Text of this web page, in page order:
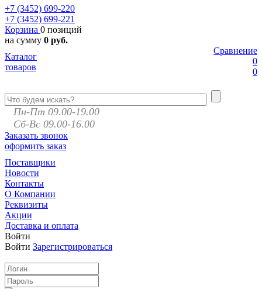
+7 (3452) 699-220
+7 (3452) 699-221
Корзина 0 позиций
на сумму 0 руб.
Сравнение
0
0
Каталог
товаров
Пн-Пт 09.00-19.00
Сб-Вс 09.00-16.00
Заказать звонок
оформить заказ
Поставщики
Новости
Контакты
О Компании
Реквизиты
Акции
Доставка и оплата
Войти
Войти Зарегистрироваться